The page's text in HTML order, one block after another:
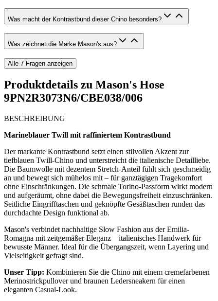
Was macht der Kontrastbund dieser Chino besonders?
Was zeichnet die Marke Mason's aus?
Alle 7 Fragen anzeigen
Produktdetails zu Mason's Hose
9PN2R3073N6/CBE038/006
BESCHREIBUNG
Marineblauer Twill mit raffiniertem Kontrastbund
Der markante Kontrastbund setzt einen stilvollen Akzent zur
tiefblauen Twill-Chino und unterstreicht die italienische Detailliebe.
Die Baumwolle mit dezentem Stretch-Anteil fühlt sich geschmeidig
an und bewegt sich mühelos mit – für ganztägigen Tragekomfort
ohne Einschränkungen. Die schmale Torino-Passform wirkt modern
und aufgeräumt, ohne dabei die Bewegungsfreiheit einzuschränken.
Seitliche Eingrifftaschen und geknöpfte Gesäßtaschen runden das
durchdachte Design funktional ab.
Mason's verbindet nachhaltige Slow Fashion aus der Emilia-
Romagna mit zeitgemäßer Eleganz – italienisches Handwerk für
bewusste Männer. Ideal für die Übergangszeit, wenn Layering und
Vielseitigkeit gefragt sind.
Unser Tipp: Kombinieren Sie die Chino mit einem cremefarbenen
Merinostrickpullover und braunen Ledersneakern für einen
eleganten Casual-Look.